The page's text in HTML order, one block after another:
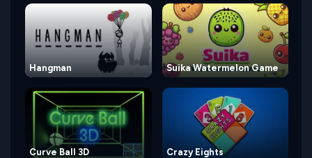
Hangman Suika Watermelon Game
Curve Ball 3D Crazy Eights